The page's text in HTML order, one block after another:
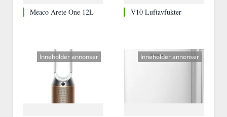
Meaco Arete One 12L V10 Luftavfukter
Inneholder annonser Inneholder annonser